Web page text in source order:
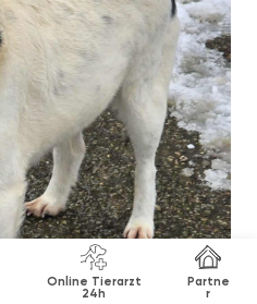
Online Tierarzt
24h
Partne
r